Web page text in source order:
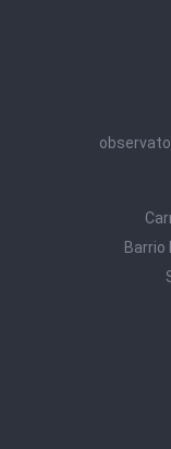
Barrio